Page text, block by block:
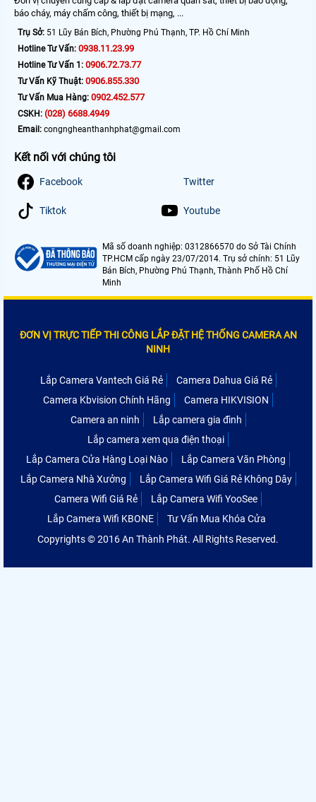
báo cháy, máy chấm công, thiết bị mạng, ...
Trụ Sở: 51 Lũy Bán Bích, Phường Phú Thạnh, TP. Hồ Chí Minh
Hotline Tư Vấn: 0938.11.23.99
Hotline Tư Vấn 1: 0906.72.73.77
Tư Vấn Kỹ Thuật: 0906.855.330
Tư Vấn Mua Hàng: 0902.452.577
CSKH: (028) 6688.4949
Email: congngheanthanhphat@gmail.com
Kết nối với chúng tôi
Facebook Twitter
Tiktok Youtube
Mã số doanh nghiệp: 0312866570 do Sở Tài Chính
TP.HCM cấp ngày 23/07/2014. Trụ sở chính: 51 Lũy
Bán Bích, Phường Phú Thạnh, Thành Phố Hồ Chí
Minh
ĐƠN VỊ TRỰC TIẾP THI CÔNG LẮP ĐẶT HỆ THỐNG CAMERA AN
NINH
Lắp Camera Vantech Giá Rẻ
Camera Dahua Giá Rẻ
Camera Kbvision Chính Hãng
Camera HIKVISION
Camera an ninh
Lắp camera gia đình
Lắp camera xem qua điện thoại
Lắp Camera Cửa Hàng Loại Nào
Lắp Camera Văn Phòng
Lắp Camera Nhà Xưởng
Lắp Camera Wifi Giá Rẻ Không Dây
Camera Wifi Giá Rẻ
Lắp Camera Wifi YooSee
Lắp Camera Wifi KBONE
Tư Vấn Mua Khóa Cửa
Copyrights © 2016 An Thành Phát. All Rights Reserved.